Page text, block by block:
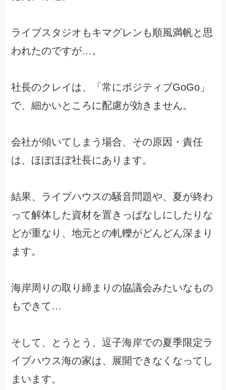
ライブスタジオもキマグレンも順風満帆と思
われたのですが…。
社長のクレイは、「常にポジティブGoGo」
で、細かいところに配慮が効きません。
会社が傾いてしまう場合、その原因・責任
は、ほぼほぼ社長にあります。
結果、ライブハウスの騒音問題や、夏が終わ
って解体した資材を置きっぱなしにしたりな
どが重なり、地元との軋轢がどんどん深まり
ます。
海岸周りの取り締まりの協議会みたいなもの
もできて…
そして、とうとう、逗子海岸での夏季限定ラ
イブハウス海の家は、展開できなくなってし
まいます。